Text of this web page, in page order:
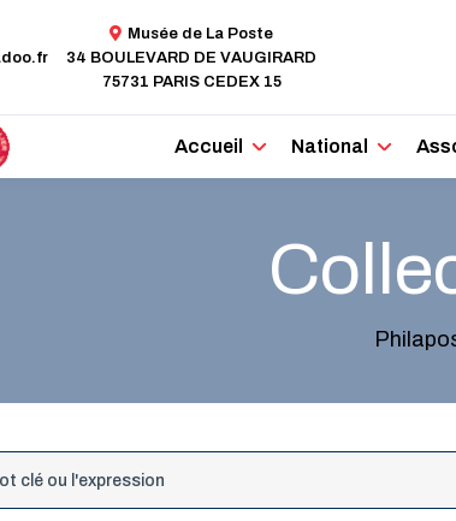
Musée de La Poste
34 BOULEVARD DE VAUGIRARD
75731 PARIS CEDEX 15
Accueil National